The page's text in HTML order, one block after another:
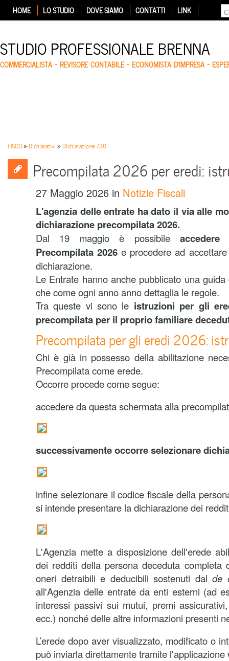
HOME LO STUDIO DOVE SIAMO CONTATTI LINK
STUDIO PROFESSIONALE BRENNA
COMMERCIALISTA – REVISORE CONTABILE – ECONOMISTA D'IMPRESA –
FISCO»Dichiarativi »Dichiarazione 730
Precompilata 2026 per eredi:
27 Maggio 2026 in Notizie Fiscali
L'agenzia delle entrate ha dato il via alle
dichiarazione precompilata 2026.
Dal 19 maggio è possibile
Precompilata 2026 e procedere ad
dichiarazione.
Le Entrate hanno anche pubblicato una
che come ogni anno anno dettaglia le regole.
Tra queste vi sono le istruzioni per gli
precompilata per il proprio familiare
Precompilata per gli eredi 2026:
Chi è già in possesso della abilitazione
Precompilata come erede.
Occorre procede come segue:
accedere da questa schermata alla
successivamente occorre selezionare
infine selezionare il codice fiscale della
si intende presentare la dichiarazione dei
L'Agenzia mette a disposizione dell'erede
dei redditi della persona deceduta completa
oneri detraibili e deducibili sostenuti dal de
all'Agenzia delle entrate da enti esterni (ad
interessi passivi sui mutui, premi
ecc.) nonché delle altre informazioni presenti
L’erede dopo aver visualizzato, modificato o
può inviarla direttamente tramite l'applicazione